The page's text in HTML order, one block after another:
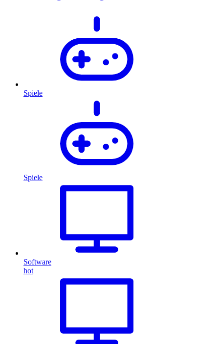
Spiele
Spiele
Software
hot